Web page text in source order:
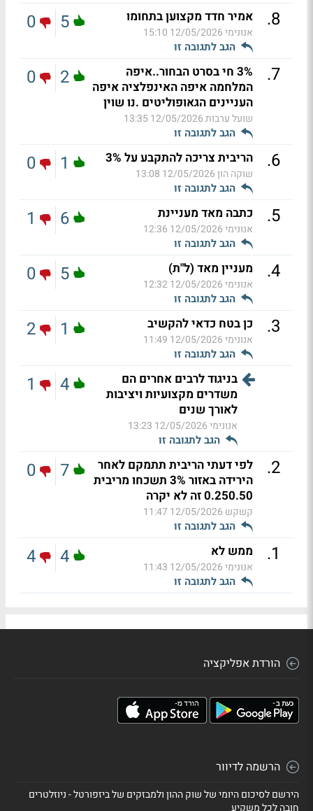
8
. אמיר חדד מקצוען בתחומו
אנונימי12/05/2026 15:10
הגב לתגובה זו
5
0
7
.
3% חי בסרט הבחור..איפה
המלחמה איפה האינפלציה איפה
העניינים הגאופוליטים .נו שוין
שועל ערבות12/05/2026 13:35
הגב לתגובה זו
2
0
6
. הריבית צריכה להתקבע על 3%
שוקה הון12/05/2026 13:08
הגב לתגובה זו
1
0
5
. כתבה מאד מעניינת
אנונימי12/05/2026 12:36
הגב לתגובה זו
6
1
4
. מעניין מאד (ל"ת)
אנונימי12/05/2026 12:32
הגב לתגובה זו
5
0
3
. כן בטח כדאי להקשיב
אנונימי12/05/2026 11:49
הגב לתגובה זו
1
2
בניגוד לרבים אחרים הם
משדרים מקצועיות ויציבות
לאורך שנים
אנונימי12/05/2026 13:23
הגב לתגובה זו
4
1
2
.
לפי דעתי הריבית תתמקם לאחר
הירידה באזור 3% תשכחו מריבית
0.250.50 זה לא יקרה
קשקש 12/05/2026 11:47
הגב לתגובה זו
7
0
1
. ממש לא
אנונימי12/05/2026 11:43
הגב לתגובה זו
4
4
הורדת אפליקציה
הרשמה לדיוור
הירשם לסיכום היומי של שוק ההון ולמבזקים של ביזפורטל - ניוזלטרים
חובה לכל משקיע